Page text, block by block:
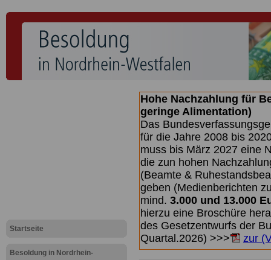
Startseite
Besoldung in Nordrhein-
Hohe Nachzahlung für
geringe Alimentation)
Das
für die Jahre 2008 bis
muss bis März 2027 eine
die zun hohen
(Beamte &
geben (Medienberichten
mind. 3.000 und 13.000
hierzu eine Broschüre
des Gesetzentwurfs der
Quartal.2026) >>>
zur